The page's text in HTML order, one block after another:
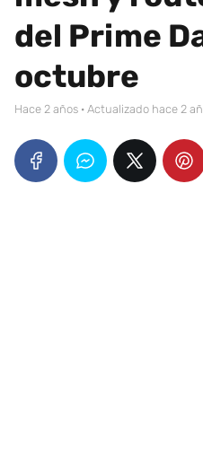
del Prime
octubre
hace 2 años · Actualizado hace 2